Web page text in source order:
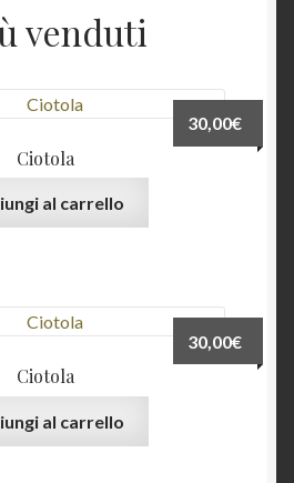
venduti
Ciotola
30,00€
al carrello
Ciotola
30,00€
al carrello